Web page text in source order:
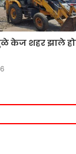
केज शहर झाले